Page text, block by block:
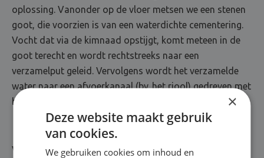
oplossing. Vanonder op de vloer metsen we een stenen
goot, die voorzien is van een waterdichte cementering.
Vocht dat via de kimnaad opstijgt, komt meteen in de
goot terecht en wordt rechtstreeks naar een
verzamelput geleid. Vervolgens wordt het verzamelde
water naar een afvoerkanaal (bv. het riool) gedreven met
behulp van een pomp.
Vloerdrainage
×
Deze website maakt gebruik
van cookies.
We gebruiken cookies om inhoud en